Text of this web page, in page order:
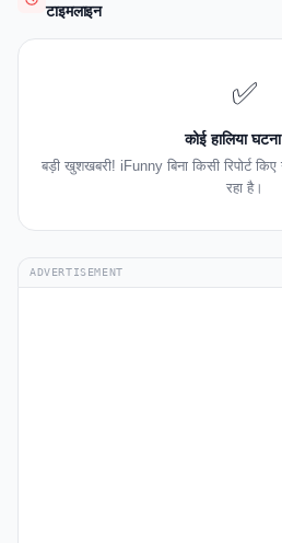
टाइमलाइन
✅
कोई हालिया
बड़ी खुशखबरी! iFunny बिना किसी
रहा है।
ADVERTISEMENT